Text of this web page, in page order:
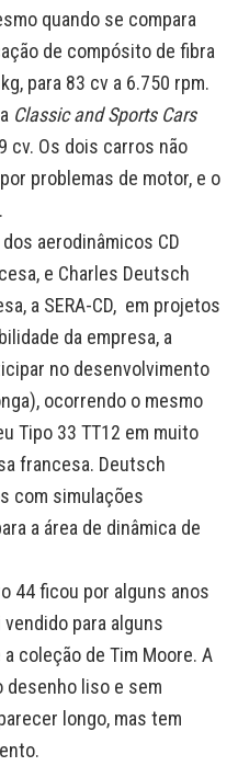
quando se compara
de compósito de fibra
para 83 cv a 6.750 rpm.
Classic and Sports Cars
cv. Os dois carros não
problemas de motor, e o
aerodinâmicos CD
e Charles Deutsch
a SERA-CD, em projetos
da empresa, a
no desenvolvimento
ocorrendo o mesmo
Tipo 33 TT12 em muito
francesa. Deutsch
com simulações
a área de dinâmica de
44 ficou por alguns anos
para alguns
coleção de Tim Moore. A
desenho liso e sem
longo, mas tem